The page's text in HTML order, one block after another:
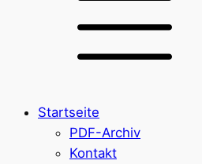
Startseite
PDF-Archiv
Kontakt